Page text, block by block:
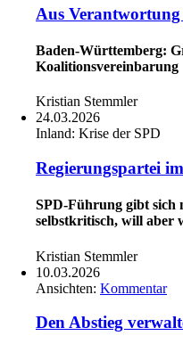
Aus
Baden-Württemberg:
Koalitionsvereinbarung
Kristian Stemmler
24.03.2026
Inland: Krise der SPD
Regierungspartei
SPD-Führung gibt sich
selbstkritisch, will aber
Kristian Stemmler
10.03.2026
Ansichten: Kommentar
Den Abstieg